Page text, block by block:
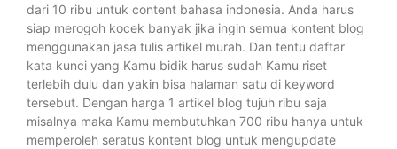
dari 10 ribu untuk content bahasa indonesia. Anda harus
siap merogoh kocek banyak jika ingin semua kontent blog
menggunakan jasa tulis artikel murah. Dan tentu daftar
kata kunci yang Kamu bidik harus sudah Kamu riset
terlebih dulu dan yakin bisa halaman satu di keyword
tersebut. Dengan harga 1 artikel blog tujuh ribu saja
misalnya maka Kamu membutuhkan 700 ribu hanya untuk
memperoleh seratus kontent blog untuk mengupdate